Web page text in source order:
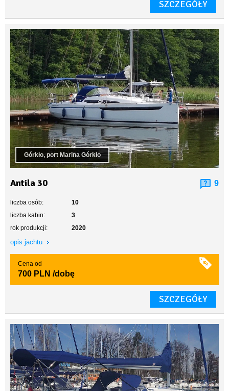
SZCZEGÓŁY
Górkło, port Marina Górkło
Antila 30 9
liczba osób:
10
liczba kabin:
3
rok produkcji:
2020
opis jachtu
Cena od
700 PLN /dobę
SZCZEGÓŁY